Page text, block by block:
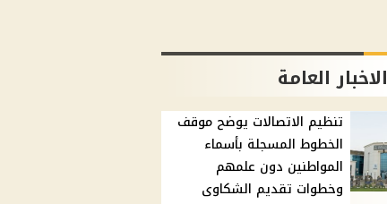
الاخبار العامة
تنظيم الاتصالات يوضح موقف
الخطوط المسجلة بأسماء
المواطنين دون علمهم
وخطوات تقديم الشكاوى